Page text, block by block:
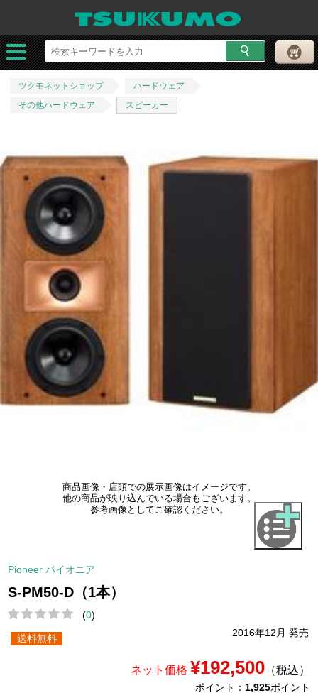
ツクモネットショップ
ハードウェア
その他ハードウェア
スピーカー
商品画像・店頭での展示画像はイメージです。
他の商品が映り込んでいる場合もございます。
参考画像としてご確認ください。
Pioneer パイオニア
S-PM50-D（1本）
(0)
2016年12月 発売
送料無料
ネット価格 ¥192,500（税込）
ポイント： 1,925ポイント